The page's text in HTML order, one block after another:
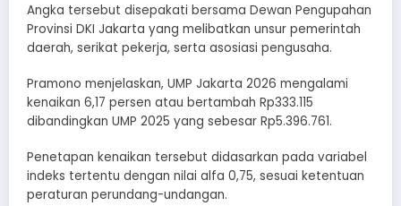
Angka tersebut disepakati bersama Dewan Pengupahan
Provinsi DKI Jakarta yang melibatkan unsur pemerintah
daerah, serikat pekerja, serta asosiasi pengusaha.
Pramono menjelaskan, UMP Jakarta 2026 mengalami
kenaikan 6,17 persen atau bertambah Rp333.115
dibandingkan UMP 2025 yang sebesar Rp5.396.761.
Penetapan kenaikan tersebut didasarkan pada variabel
indeks tertentu dengan nilai alfa 0,75, sesuai ketentuan
peraturan perundang-undangan.